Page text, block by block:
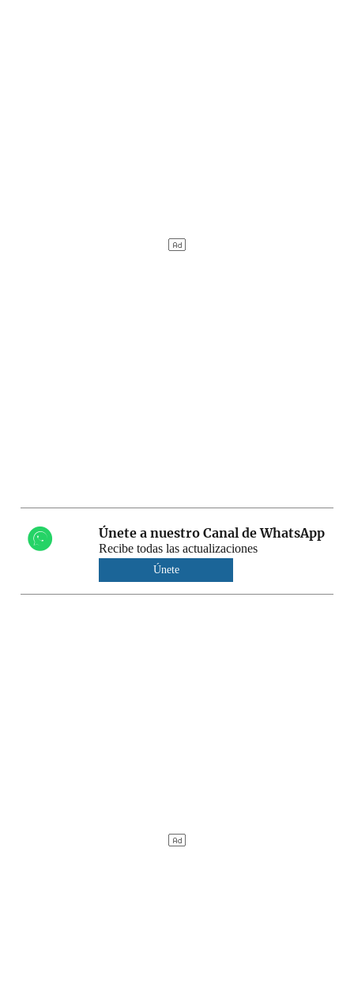
Únete a nuestro Canal de WhatsApp
Recibe todas las actualizaciones
Únete